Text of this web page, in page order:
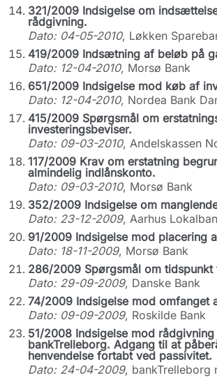
321/2009 Indsigelse om
rådgivning.
Dato: 04-05-2010, Løkken
419/2009 Indsætning af beløb på
Dato: 12-04-2010, Morsø Bank
651/2009 Indsigelse mod køb af
Dato: 12-04-2010, Nordea Bank
415/2009 Spørgsmål om
investeringsbeviser.
Dato: 09-03-2010, Andelskassen
117/2009 Krav om erstatning
almindelig indlånskonto.
Dato: 09-03-2010, Morsø Bank
352/2009 Indsigelse om
Dato: 23-12-2009, Aarhus
91/2009 Indsigelse mod placering
Dato: 18-11-2009, Morsø Bank
286/2009 Spørgsmål om
Dato: 29-09-2009, Danske Bank
74/2009 Indsigelse mod omfanget
Dato: 09-09-2009, Roskilde Bank
51/2008 Indsigelse mod
bankTrelleborg. Adgang til at
henvendelse fortabt ved passivitet.
Dato: 24-04-2009, bankTrelleborg